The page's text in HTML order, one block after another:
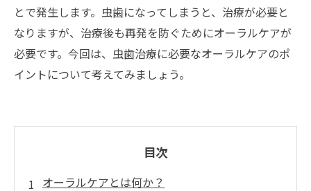
とで発生します。虫歯になってしまうと、治療が必要と
なりますが、治療後も再発を防ぐためにオーラルケアが
必要です。今回は、虫歯治療に必要なオーラルケアのポ
イントについて考えてみましょう。
目次
オーラルケアとは何か？